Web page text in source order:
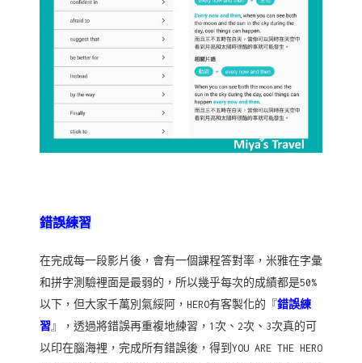
錯誤練習
在完成每一段影片後，會有一個課程答對率，米雅在字彙
和拼字測驗裡面是最弱的，所以幾乎每次的成績都是50%
以下，但大家千萬別氣綏阿，HERO有客製化的『錯誤練
習』，透過將錯誤再重複地練習，1次、2次、3次真的可
以印在腦海裡，完成所有錯誤後，得到YOU ARE THE HERO